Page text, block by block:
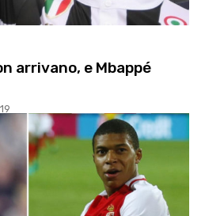
arrivano, e Mbappé